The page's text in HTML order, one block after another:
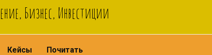
Бизнес, Инвестиции
Кейсы Почитать